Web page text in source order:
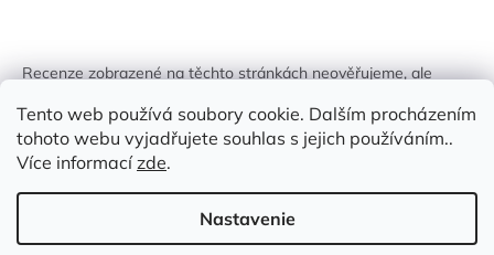
Tento web používá soubory cookie. Dalším procházením
tohoto webu vyjadřujete souhlas s jejich používáním..
Více informacízde.
Nastavenie
Recenze zobrazené na těchto stránkách neověřujeme, ale
identifikován.
Vytvoril Shoptet